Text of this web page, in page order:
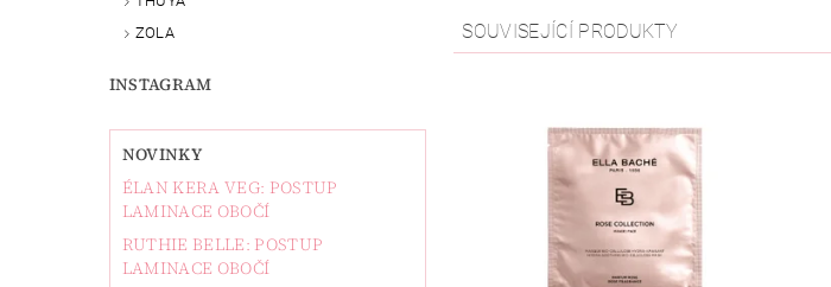
ZOLA
INSTAGRAM
NOVINKY
ÉLAN KERA VEG: POSTUP
LAMINACE OBOČÍ
RUTHIE BELLE: POSTUP
LAMINACE OBOČÍ
SOUVISEJÍCÍ PRODUKTY